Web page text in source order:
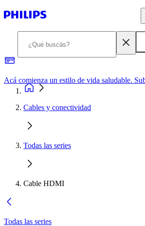
Cables y conectividad
Todas las series
Cable HDMI
Todas las series